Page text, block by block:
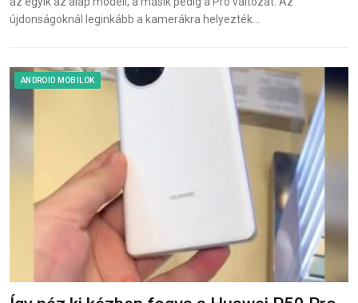
újdonságoknál leginkább a kamerákra helyezték…
ANDROID MOBILOK